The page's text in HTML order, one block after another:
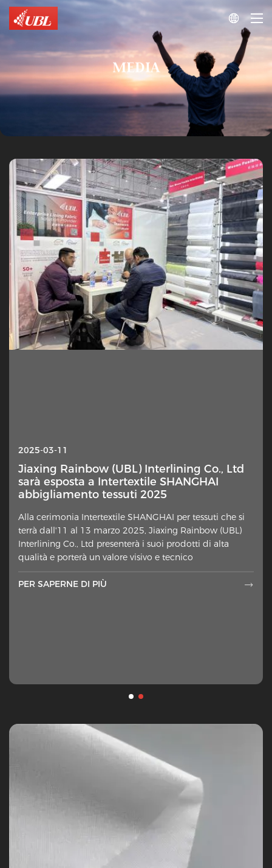

MEDIA
2025-10-13
Interlineing — Perché questo strato
nascosto è improvvisamente sotto i
riflettori?
Un elemento sottile nella costruzione dei capi sta
attirando rinnovata attenzione da parte di designer,
sartori domestici e commentatori del settore. Lo strato
extra di tessuto messo sul lato sbagliato dei materiali
PER SAPERNE DI PIÙ

2025-03-11
Jiaxing Rainbow (UBL) Interlining Co., Ltd
sarà esposta a Intertextile SHANGHAI
abbigliamento tessuti 2025
Alla cerimonia Intertextile SHANGHAI per tessuti che si
terrà dall'11 al 13 marzo 2025, Jiaxing Rainbow (UBL)
Interlining Co., Ltd presenterà i suoi prodotti di alta
qualità e porterà un valore visivo e tecnico
PER SAPERNE DI PIÙ 